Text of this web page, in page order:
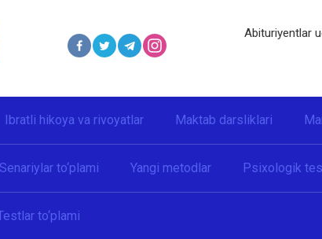
Abituriyentlar
Ibratli hikoya va rivoyatlar Maktab darsliklari
Senariylar to‘plami Yangi metodlar Psixologik
to‘plami